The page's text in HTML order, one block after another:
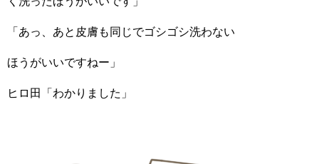
「あっ、あと皮膚も同じでゴシゴシ洗わない
ほうがいいですねー」
ヒロ田「わかりました」